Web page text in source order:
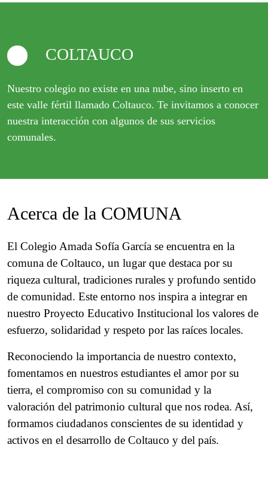
COLTAUCO
Nuestro colegio no existe en una nube, sino inserto en
este valle fértil llamado Coltauco. Te invitamos a conocer
nuestra interacción con algunos de sus servicios
comunales.
Acerca de la COMUNA
El Colegio Amada Sofía García se encuentra en la
comuna de Coltauco, un lugar que destaca por su
riqueza cultural, tradiciones rurales y profundo sentido
de comunidad. Este entorno nos inspira a integrar en
nuestro Proyecto Educativo Institucional los valores de
esfuerzo, solidaridad y respeto por las raíces locales.
Reconociendo la importancia de nuestro contexto,
fomentamos en nuestros estudiantes el amor por su
tierra, el compromiso con su comunidad y la
valoración del patrimonio cultural que nos rodea. Así,
formamos ciudadanos conscientes de su identidad y
activos en el desarrollo de Coltauco y del país.